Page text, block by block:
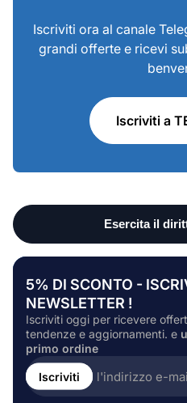
Iscriviti ora al canale
grandi offerte e ricevi
Iscriviti a
5% DI SCONTO -
NEWSLETTER !
Iscriviti oggi per ricevere
tendenze e aggiornamenti. e
primo ordine
Inserire
l'indirizzo
e-
Iscriviti